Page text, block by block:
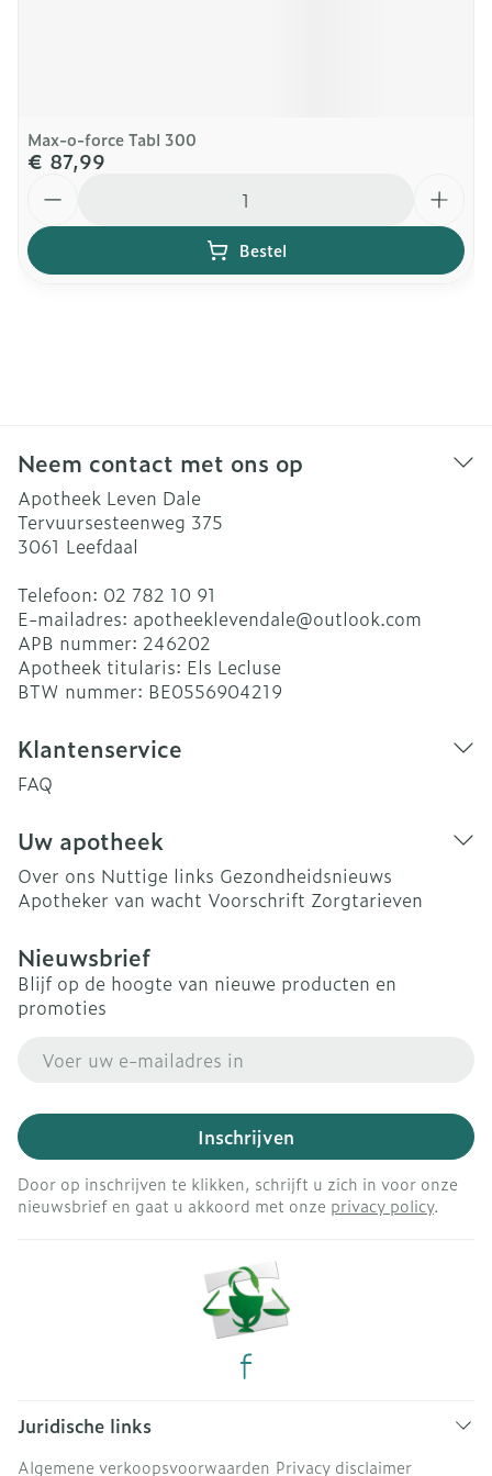
Max-o-force Tabl 300
€ 87,99
Bestel
Neem contact met ons op
Apotheek Leven Dale
Tervuursesteenweg 375
3061 Leefdaal
Telefoon: 02 782 10 91
E-mailadres: apotheeklevendale@outlook.com
APB nummer: 246202
Apotheek titularis: Els Lecluse
BTW nummer: BE0556904219
Klantenservice
FAQ
Uw apotheek
Over ons Nuttige links Gezondheidsnieuws
Apotheker van wacht Voorschrift Zorgtarieven
Nieuwsbrief
Blijf op de hoogte van nieuwe producten en
promoties
Inschrijven
Door op inschrijven te klikken, schrijft u zich in voor onze
nieuwsbrief en gaat u akkoord met onze privacy policy.
Juridische links
Algemene verkoopsvoorwaarden Privacy disclaimer